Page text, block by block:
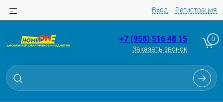
Вход Регистрация
+7 (958) 516 48 15
Заказать звонок
0
Для клиентов всех банков
Разбейте